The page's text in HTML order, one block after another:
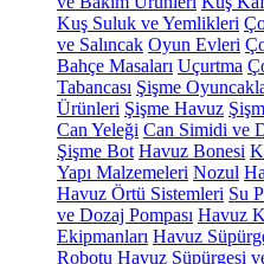
Kuş Suluk ve Yemlikleri
ve Salıncak Oyun Evleri
Bahçe Masaları Uçurtma
Tabancası Şişme
Ürünleri Şişme Havuz
Can Yeleği Can Simidi ve
Şişme Bot Havuz Bonesi
Yapı Malzemeleri Nozul
Havuz Örtü Sistemleri Su
ve Dozaj Pompası Havuz
Ekipmanları Havuz
Robotu Havuz Süpürgesi